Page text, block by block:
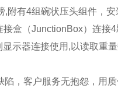
有4组碗状压头组件，安
盒（JunctionBox）连接4
示器连接使用,以读取重
，客户服务无抱怨，用